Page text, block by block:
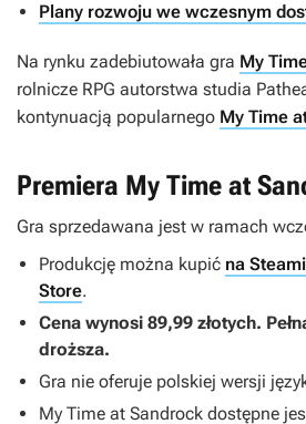
Plany rozwoju we wczesnym
Na rynku zadebiutowała gra My
rolnicze RPG autorstwa studia
kontynuacją popularnego My Time
Premiera My Time at
Gra sprzedawana jest w ramach
Produkcję można kupić na
Store.
Cena wynosi 89,99 złotych.
droższa.
Gra nie oferuje polskiej wersji
My Time at Sandrock dostępne